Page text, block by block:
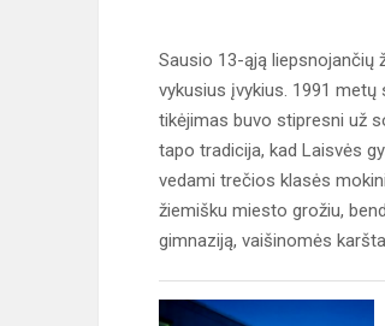
Sausio 13-ąją liepsnojančių
vykusius įvykius. 1991
tikėjimas buvo stipresni už
tapo tradicija, kad Laisvės
vedami trečios klasės
žiemišku miesto grožiu,
gimnaziją, vaišinomės